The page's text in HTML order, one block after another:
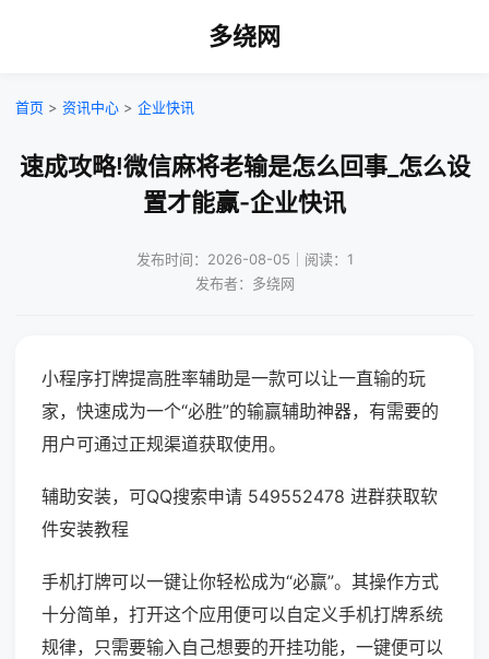
多绕网
首页 > 资讯中心 > 企业快讯
速成攻略!微信麻将老输是怎么回事_怎么设
置才能赢-企业快讯
发布时间：2026-08-05｜阅读：1
发布者：多绕网
小程序打牌提高胜率辅助是一款可以让一直输的玩
家，快速成为一个“必胜”的输赢辅助神器，有需要的
用户可通过正规渠道获取使用。
辅助安装，可QQ搜索申请 549552478 进群获取软
件安装教程
手机打牌可以一键让你轻松成为“必赢”。其操作方式
十分简单，打开这个应用便可以自定义手机打牌系统
规律，只需要输入自己想要的开挂功能，一键便可以